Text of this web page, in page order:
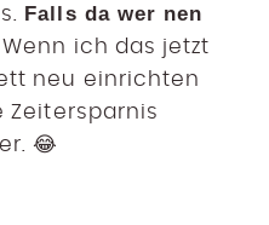
Falls da wer nen
Wenn ich das jetzt
neu einrichten
Zeitersparnis
😂